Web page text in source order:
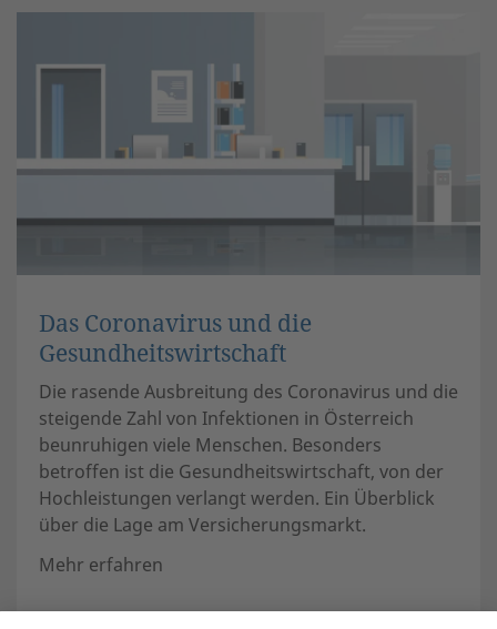
Das Coronavirus und die
Gesundheitswirtschaft
Die rasende Ausbreitung des Coronavirus und die
steigende Zahl von Infektionen in Österreich
beunruhigen viele Menschen. Besonders
betroffen ist die Gesundheits­wirtschaft, von der
Hochleistungen verlangt werden. Ein Überblick
über die Lage am Versicherungsmarkt.
Mehr erfahren